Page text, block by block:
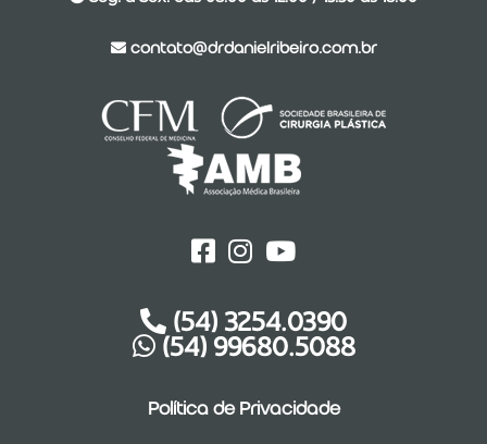
contato@drdanielribeiro.com.br
(54) 3254.0390
(54) 99680.5088
Política de Privacidade